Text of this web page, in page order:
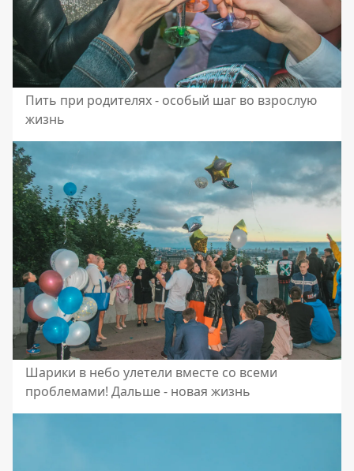
Пить при родителях - особый шаг во взрослую
жизнь
Шарики в небо улетели вместе со всеми
проблемами! Дальше - новая жизнь